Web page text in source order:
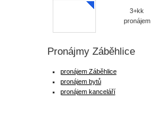
3+kk
pronájem
Pronájmy Záběhlice
pronájem Záběhlice
pronájem bytů
pronájem kanceláří